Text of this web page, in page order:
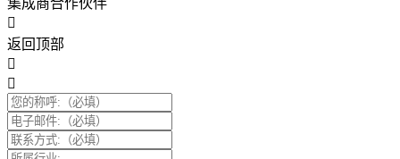
返回顶部